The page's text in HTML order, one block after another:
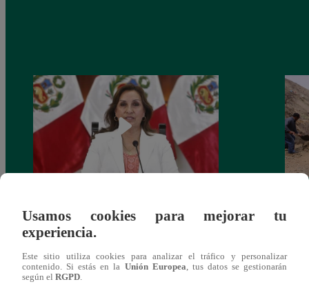
salario presidencial se aplique desde 2026
Usamos cookies para mejorar tu
experiencia.
Este sitio utiliza cookies para analizar el tráfico y personalizar
contenido. Si estás en la Unión Europea , tus datos se gestionarán
según el RGPD